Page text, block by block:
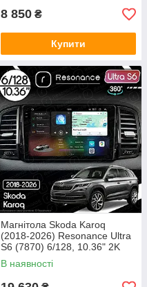
8 850 ₴
Купити
Магнітола Skoda Karoq
(2018-2026) Resonance Ultra
S6 (7870) 6/128, 10.36" 2K
QLED, 360
В наявності